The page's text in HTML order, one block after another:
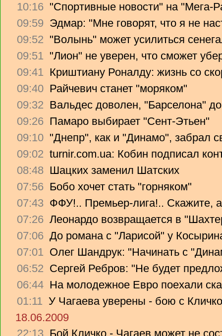
10:16 "Спортивные новости" на "Мега-
09:59 Эдмар: "Мне говорят, что я не
09:52 "Волынь" может усилиться
09:51 "Лион" не уверен, что сможет
09:41 Криштиану Роналду: жизнь со
09:40 Райчевич станет "моряком"
09:32 Вальдес доволен, "Барселона"
09:26 Памаро выбирает "Сент-Этьен"
09:10 "Днепр", как и "Динамо", забрал
09:02 turnir.com.ua: Кобин подписал
08:48 Шацких заменил Шатских
07:56 Бобо хочет стать "горняком"
07:43 ФФУ!.. Премьер-лига!.. Скажите,
07:26 Леонардо возвращается в
07:06 До романа с "Ларисой" у
07:01 Олег Шандрук: "Начинать с
06:52 Сергей Ребров: "Не будет
06:44 На молодежное Евро поехали
01:11 У Чагаева уверены - бою с
18.06.2009
22:13 Бой Кличко - Чагаев может не